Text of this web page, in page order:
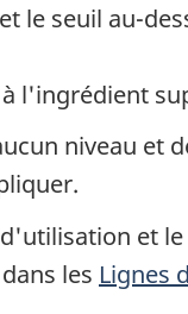
le seuil au-
l'ingrédient
niveau et
et
les Lignes